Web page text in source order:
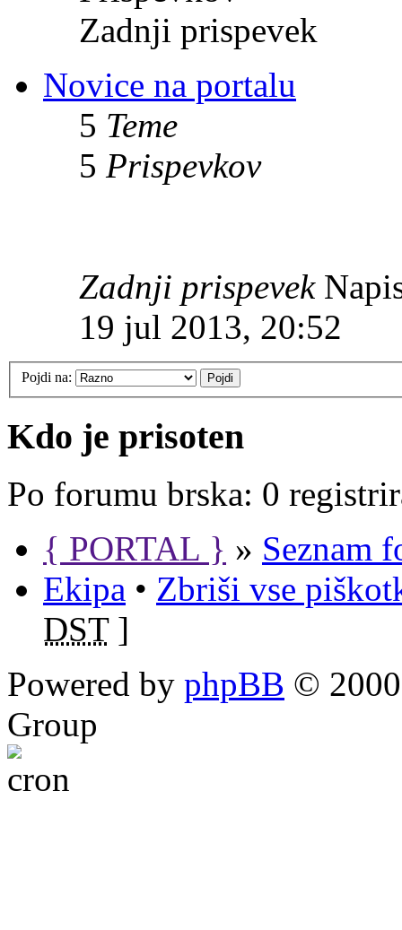
Zadnji prispevek
Novice na portalu
5 Teme
5 Prispevkov
Zadnji prispevek
19 jul 2013, 20:52
Pojdi na:
Kdo je prisoten
Po forumu brska: 0
{ PORTAL } » Seznam
Ekipa • Zbriši vse
DST]
Powered by phpBB ©
Group